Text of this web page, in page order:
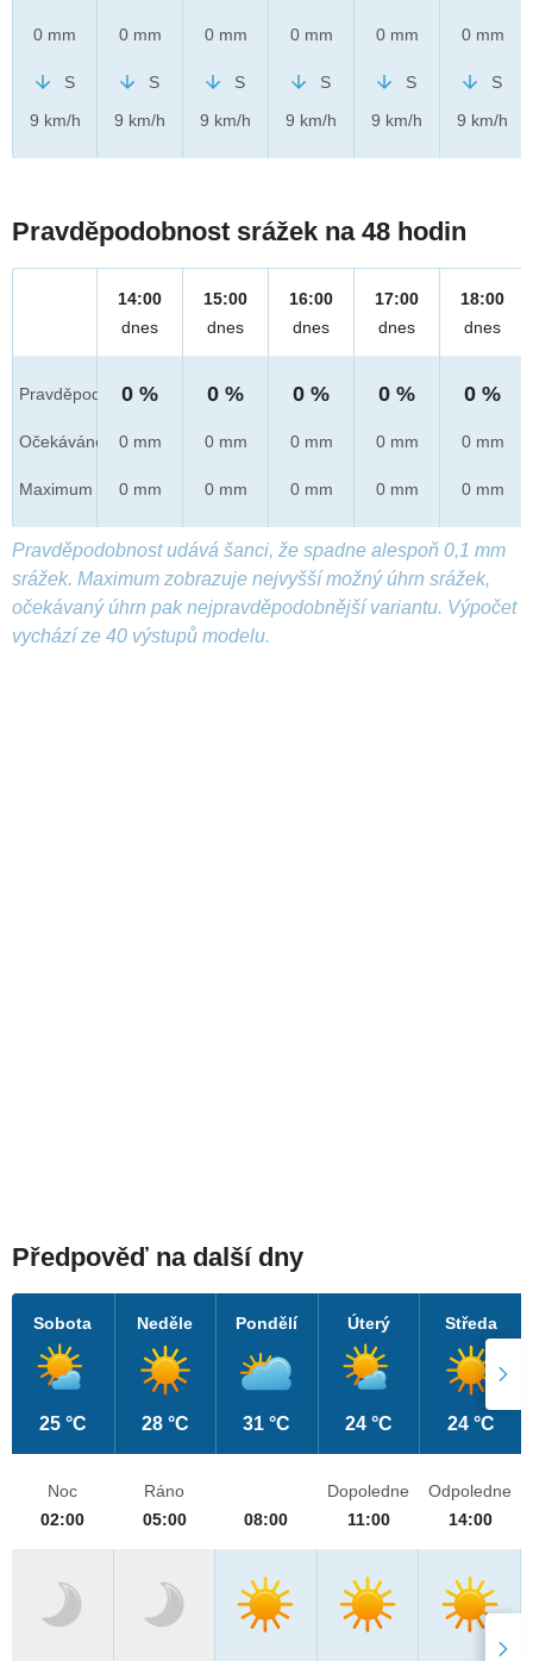
0 mm
S
9 km/h
0 mm
S
9 km/h
0 mm
S
9 km/h
0 mm
S
9 km/h
0 mm
S
9 km/h
0 mm
S
9 km/h
Pravděpodobnost srážek na 48 hodin
Pravděpod.
Očekáváno
Maximum
14:00
dnes
0 %
0 mm
0 mm
15:00
dnes
0 %
0 mm
0 mm
16:00
dnes
0 %
0 mm
0 mm
17:00
dnes
0 %
0 mm
0 mm
18:00
dnes
0 %
0 mm
0 mm
Pravděpodobnost udává šanci, že spadne alespoň 0,1 mm
srážek. Maximum zobrazuje nejvyšší možný úhrn srážek,
očekávaný úhrn pak nejpravděpodobnější variantu. Výpočet
vychází ze 40 výstupů modelu.
Předpověď na další dny
Sobota
25 °C
Neděle
28 °C
Pondělí
31 °C
Úterý
24 °C
Středa
24 °C
Noc
02:00
Ráno
05:00
08:00
Dopoledne
11:00
Odpoledne
14:00